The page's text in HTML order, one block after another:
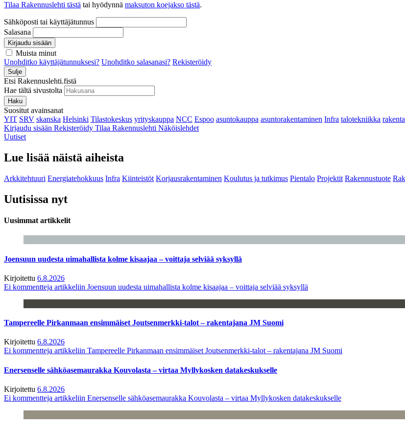
Tilaa Rakennuslehti tästä tai hyödynnä maksuton koejakso tästä.
Sähköposti tai käyttäjätunnus
Salasana
Kirjaudu sisään
Muista minut
Unohditko käyttäjätunnuksesi? Unohditko salasanasi? Rekisteröidy
Sulje
Etsi Rakennuslehti.fistä
Hae tältä sivustolta
Haku
Suositut avainsanat
YIT SRV skanska Helsinki Tilastokeskus yrityskauppa NCC Espoo asuntokauppa asuntorakentaminen Infra talotekniikka
Kirjaudu sisään Rekisteröidy Tilaa Rakennuslehti Näköislehdet
Uutiset
Lue lisää näistä aiheista
Arkkitehtuuri Energiatehokkuus Infra Kiinteistöt Korjausrakentaminen Koulutus ja tutkimus Pientalo Projektit Rakennustuote
Uutisissa nyt
Uusimmat artikkelit
Joensuun uudesta uimahallista kolme kisaajaa – voittaja selviää syksyllä
Kirjoitettu 6.8.2026
Ei kommentteja artikkeliin Joensuun uudesta uimahallista kolme kisaajaa – voittaja selviää syksyllä
Tampereelle Pirkanmaan ensimmäiset Joutsenmerkki-talot – rakentajana JM Suomi
Kirjoitettu 6.8.2026
Ei kommentteja artikkeliin Tampereelle Pirkanmaan ensimmäiset Joutsenmerkki-talot – rakentajana JM Suomi
Enersenselle sähköasemaurakka Kouvolasta – virtaa Myllykosken datakeskukselle
Kirjoitettu 6.8.2026
Ei kommentteja artikkeliin Enersenselle sähköasemaurakka Kouvolasta – virtaa Myllykosken datakeskukselle